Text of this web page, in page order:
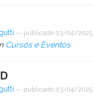
— publicado 03/04/2025
Cursos e Eventos
— publicado 03/04/2025